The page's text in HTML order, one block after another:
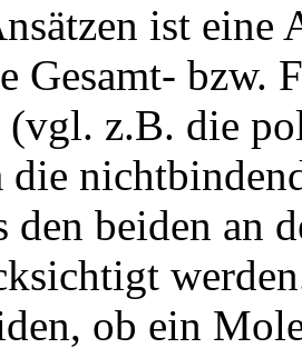
ist eine
Gesamt- bzw.
z.B. die
die
den beiden an
ob ein